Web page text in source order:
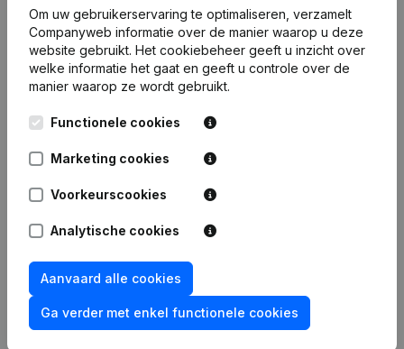
Publicatiesvan Advieskantoor Vdw
23-06-2025 Ontslagnemingen - Benoemingen
Statuten (Vertaling, Coördinatie,
Ontslagnemingen - Benoemingen
Ontslagnemingen - Benoemingen
16-08-2019 Ontslagnemingen - Benoemingen
Om uw gebruikerservaring te optimaliseren, verzamelt
Companyweb informatie over de manier waarop u deze
website gebruikt. Het cookiebeheer geeft u inzicht over
welke informatie het gaat en geeft u controle over de
manier waarop ze wordt gebruikt.
Functionele cookies
Marketing cookies
Voorkeurscookies
Analytische cookies
Aanvaard alle cookies
Ga verder met enkel functionele cookies